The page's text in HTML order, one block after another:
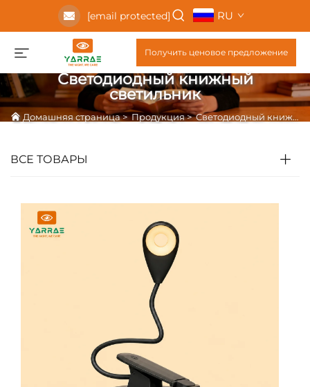
[email protected] RU
Получить ценовое предложение
Светодиодный книжный
светильник
Домашняя страница>Продукция>Светодиодный книжный светильник
ВСЕ ТОВАРЫ